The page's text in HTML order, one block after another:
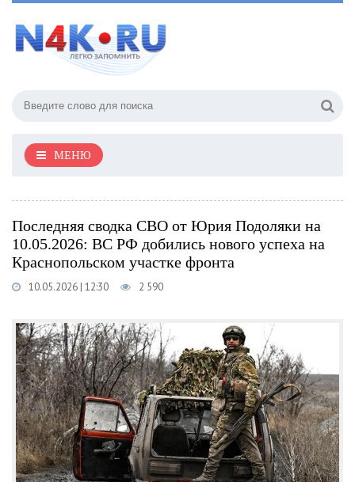
МЕНЮ
Последняя сводка СВО от Юрия Подоляки на
10.05.2026: ВС РФ добились нового успеха на
Краснопольском участке фронта
10.05.2026 | 12:30 2 590